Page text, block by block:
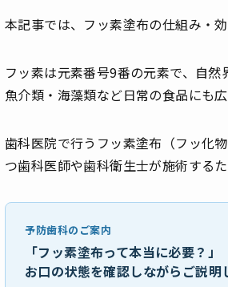
本記事では、フッ素塗布の仕組み・
フッ素は元素番号9番の元素で、自
魚介類・海藻類など日常の食品にも
歯科医院で行うフッ素塗布（フッ化
つ歯科医師や歯科衛生士が施術する
予防歯科のご案内
「フッ素塗布って本当に必要？」
お口の状態を確認しながらご説明